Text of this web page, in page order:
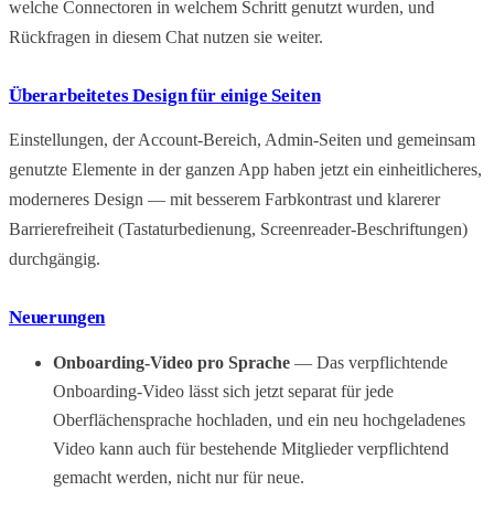
welche Connectoren in welchem Schritt genutzt wurden, und
Rückfragen in diesem Chat nutzen sie weiter.
Überarbeitetes Design für einige Seiten
Einstellungen, der Account-Bereich, Admin-Seiten und gemeinsam
genutzte Elemente in der ganzen App haben jetzt ein einheitlicheres,
moderneres Design — mit besserem Farbkontrast und klarerer
Barrierefreiheit (Tastaturbedienung, Screenreader-Beschriftungen)
durchgängig.
Neuerungen
Onboarding-Video pro Sprache — Das verpflichtende
Onboarding-Video lässt sich jetzt separat für jede
Oberflächensprache hochladen, und ein neu hochgeladenes
Video kann auch für bestehende Mitglieder verpflichtend
gemacht werden, nicht nur für neue.